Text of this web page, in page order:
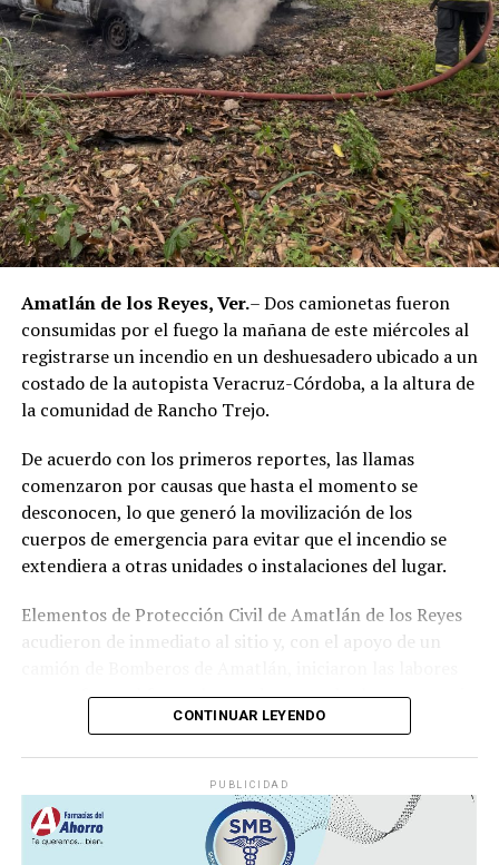
policías municipales, la sentencia dada a conocer
corresponde únicamente a seis de ellos. Hasta el
momento, las autoridades no han informado la situación
jurídica del séptimo implicado.
El caso evidenció presuntas irregularidades dentro de la
corporación policiaca y motivó la intervención de
autoridades estatales y federales, en un contexto de
reforzamiento de las investigaciones contra servidores
públicos relacionados con actividades ilícitas en la
La sentencia representa uno de los primeros fallos
derivados de aquel operativo y confirma la
responsabilidad penal de los exuniformados por delitos
relacionados con la posesión de droga y el
públicos.
Amatlán de los Reyes, Ver.– Dos camionetas fueron
consumidas por el fuego la mañana de este miércoles al
registrarse un incendio en un deshuesadero ubicado a un
costado de la autopista Veracruz-Córdoba, a la altura de
la comunidad de Rancho Trejo.
De acuerdo con los primeros reportes, las llamas
comenzaron por causas que hasta el momento se
desconocen, lo que generó la movilización de los
cuerpos de emergencia para evitar que el incendio se
extendiera a otras unidades o instalaciones del lugar.
Elementos de Protección Civil de Amatlán de los Reyes
acudieron de inmediato al sitio y, con el apoyo de un
para sofocar el fuego, logrando controlar la emergencia
tras varios minutos de trabajo.
con daños totales a consecuencia de las llamas. No se
reportaron personas lesionadas ni fue necesario evacuar
la zona.
CONTINUAR LEYENDO
PUBLICIDAD